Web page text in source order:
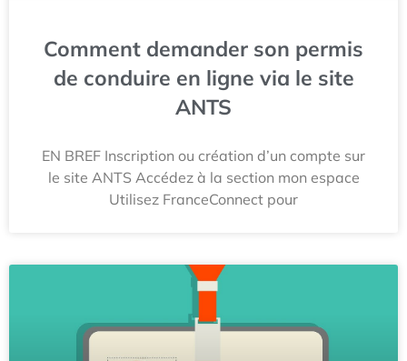
Comment demander son permis
de conduire en ligne via le site
ANTS
EN BREF Inscription ou création d’un compte sur
le site ANTS Accédez à la section mon espace
Utilisez FranceConnect pour